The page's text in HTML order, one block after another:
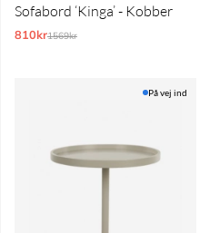
Sofabord ‘Kinga’ - Kobber
810krNormalpris:
1569kr
På vej ind